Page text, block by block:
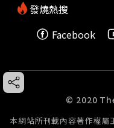
發燒熱搜
Facebook
© 2020
本網站所刊載內容著作權